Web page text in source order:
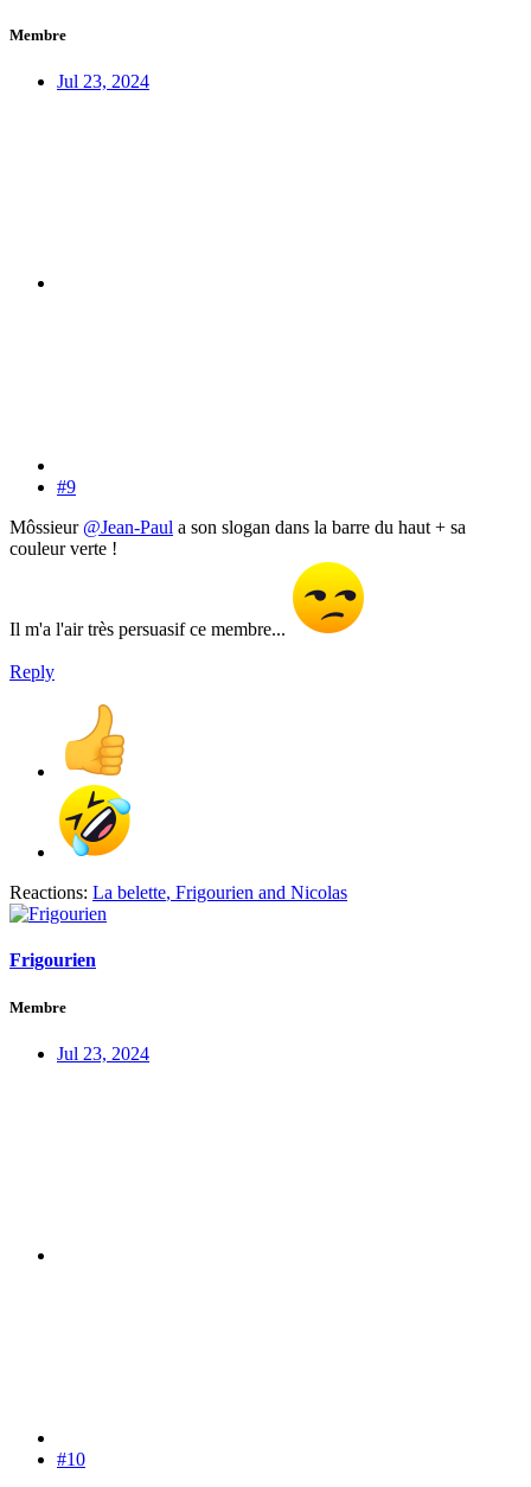
Membre
Jul 23, 2024
#9
Môssieur @Jean-Paul a son slogan dans la barre du haut + sa
couleur verte !
Il m'a l'air très persuasif ce membre...
Reply
Reactions: La belette, Frigourien and Nicolas
Frigourien
Membre
Jul 23, 2024
#10